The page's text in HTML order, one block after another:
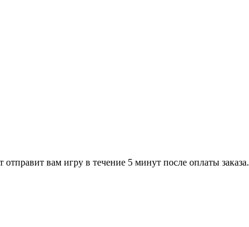
вам игру в течение 5 минут после оплаты заказа.